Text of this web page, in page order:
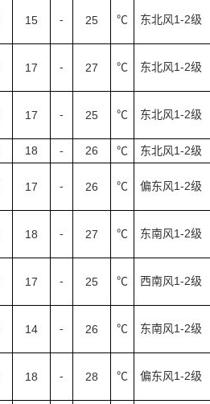
15 - 25 ℃ 东北风 1-2级
17 - 27 ℃ 东北风 1-2级
17 - 25 ℃ 东北风 1-2级
18 - 26 ℃ 东北风 1-2级
17 - 26 ℃ 偏东风 1-2级
18 - 27 ℃ 东南风 1-2级
17 - 25 ℃ 西南风 1-2级
14 - 26 ℃ 东南风 1-2级
18 - 28 ℃ 偏东风 1-2级